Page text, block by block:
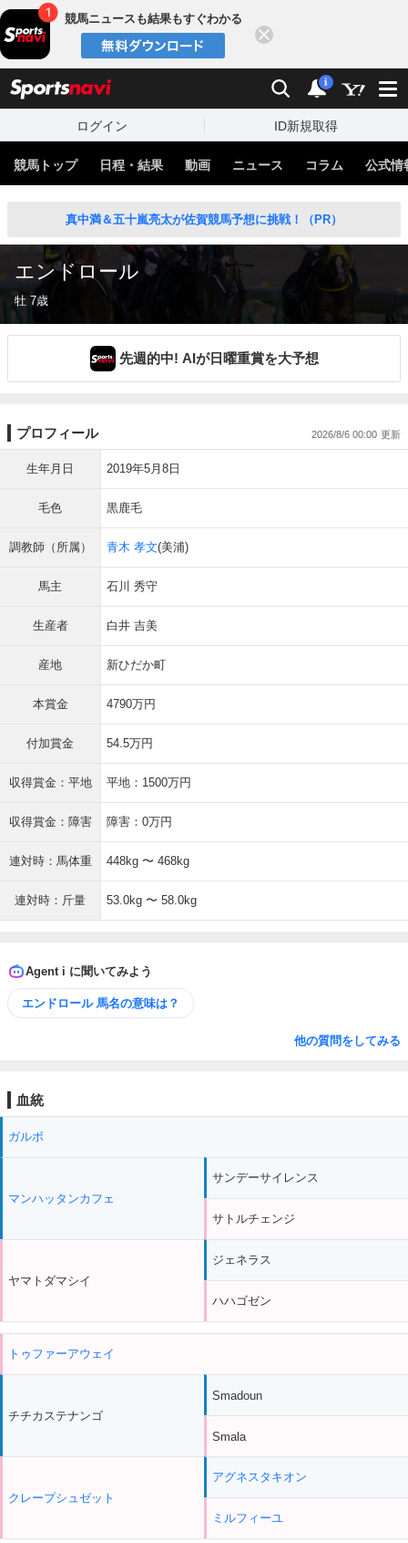
競馬ニュースも結果もすぐわかる
検索 通知
i
ログイン ID新規取得
競馬トップ 日程・結果 動画 ニュース コラム 公式情
真中満＆五十嵐亮太が佐賀競馬予想に挑戦！（PR）
エンドロール
牡 7歳
先週的中! AIが日曜重賞を大予想
プロフィール 2026/8/6 00:00
生年月日 2019年5月8日
毛色 黒鹿毛
調教師（所属） 青木 孝文(美浦)
馬主 石川 秀守
生産者 白井 吉美
産地 新ひだか町
本賞金 4790万円
付加賞金 54.5万円
収得賞金：平地 平地：1500万円
収得賞金：障害 障害：0万円
連対時：馬体重 448kg 〜 468kg
連対時：斤量 53.0kg 〜 58.0kg
Agent i に聞いてみよう
エンドロール 馬名の意味は？
他の質問をしてみる
血統
ガルボ
マンハッタンカフェ
ヤマトダマシイ
サンデーサイレンス
サトルチェンジ
ジェネラス
ハハゴゼン
トゥファーアウェイ
チチカステナンゴ
クレープシュゼット
Smadoun
Smala
アグネスタキオン
ミルフィーユ